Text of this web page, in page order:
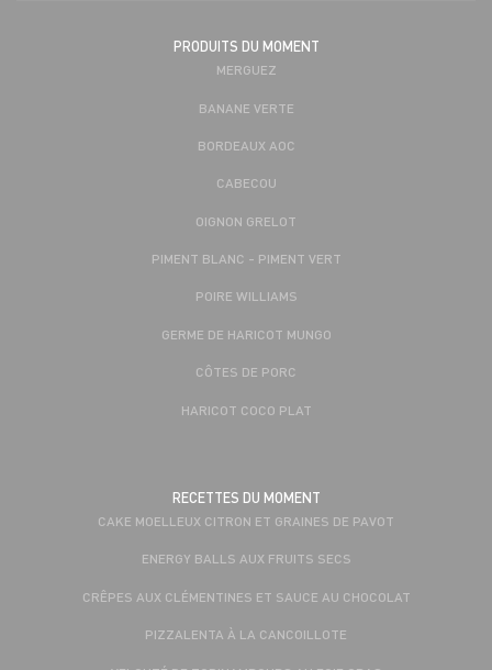
PRODUITS DU MOMENT
MERGUEZ
BANANE VERTE
BORDEAUX AOC
CABECOU
OIGNON GRELOT
PIMENT BLANC - PIMENT VERT
POIRE WILLIAMS
GERME DE HARICOT MUNGO
CÔTES DE PORC
HARICOT COCO PLAT
RECETTES DU MOMENT
CAKE MOELLEUX CITRON ET GRAINES DE PAVOT
ENERGY BALLS AUX FRUITS SECS
CRÊPES AUX CLÉMENTINES ET SAUCE AU CHOCOLAT
PIZZALENTA À LA CANCOILLOTE